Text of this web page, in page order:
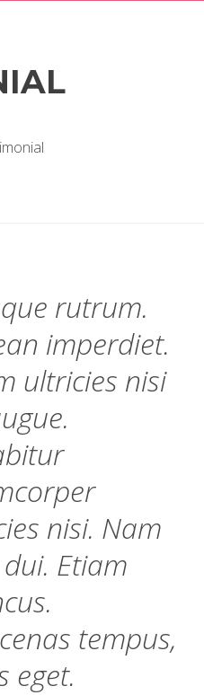
rutrum.
imperdiet.
ultricies nisi
nisi. Nam
Etiam
tempus,
eget.